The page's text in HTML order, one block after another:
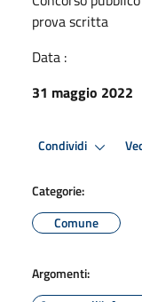
prova scritta
Data :
31 maggio 2022
Condividi
Categorie:
Comune
Argomenti: